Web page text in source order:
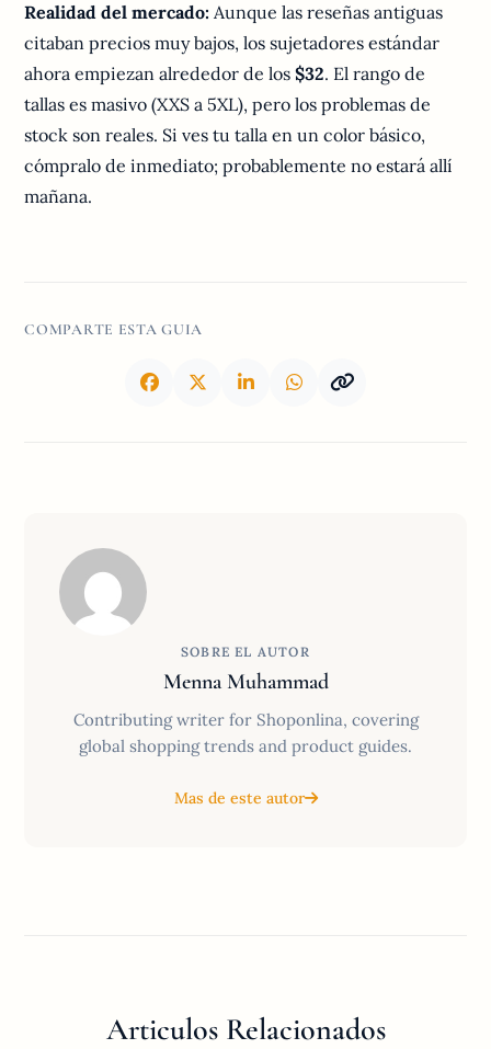
Realidad del mercado: Aunque las reseñas antiguas
citaban precios muy bajos, los sujetadores estándar
ahora empiezan alrededor de los$32. El rango de
tallas es masivo (XXS a 5XL), pero los problemas de
stock son reales. Si ves tu talla en un color básico,
cómpralo de inmediato; probablemente no estará allí
mañana.
COMPARTE ESTA GUIA
SOBRE EL AUTOR
Menna Muhammad
Contributing writer for Shoponlina, covering
global shopping trends and product guides.
Mas de este autor
Articulos Relacionados